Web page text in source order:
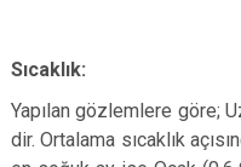
Sıcaklık:
Yapılan gözlemlere göre;
dir. Ortalama sıcaklık